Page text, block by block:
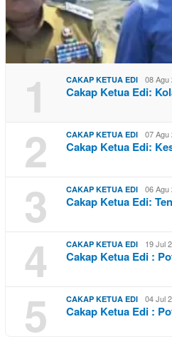
1 CAKAP KETUA EDI 08 Agu
Cakap Ketua Edi:
2 CAKAP KETUA EDI 07 Agu
Cakap Ketua Edi:
3 CAKAP KETUA EDI 06 Agu
Cakap Ketua Edi:
4 CAKAP KETUA EDI 19 Jul
Cakap Ketua Edi :
5 CAKAP KETUA EDI 04 Jul
Cakap Ketua Edi :